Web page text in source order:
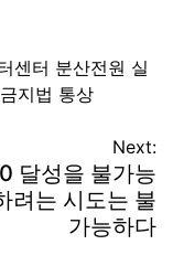
센터 분산전원 실
지법 통상
Next:
달성을 불가능
려는 시도는 불
가능하다